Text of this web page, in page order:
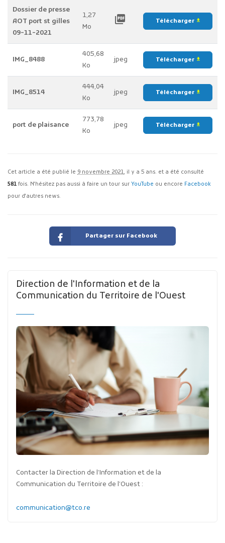
Dossier de presse
AOT port st gilles
09-11-2021
1,27
Mo
picture_as_pdf Télécharger file_download
IMG_8488
405,68
Ko
jpeg Télécharger file_download
IMG_8514
444,04
Ko
jpeg Télécharger file_download
port de plaisance
773,78
Ko
jpeg Télécharger file_download
Cet article a été publié le 9 novembre 2021, il y a 5 ans. et a été consulté
581 fois. N'hésitez pas aussi à faire un tour sur YouTube ou encore Facebook
pour d'autres news.
Partager sur Facebook
Direction de l'Information et de la
Communication du Territoire de l'Ouest
Contacter la Direction de l’Information et de la
Communication du Territoire de l’Ouest :
communication@tco.re